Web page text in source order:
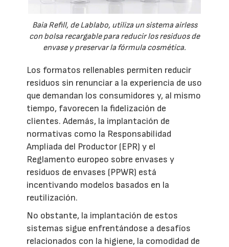
Baia Refill, de Lablabo, utiliza un sistema airless
con bolsa recargable para reducir los residuos de
envase y preservar la fórmula cosmética.
Los formatos rellenables permiten reducir
residuos sin renunciar a la experiencia de uso
que demandan los consumidores y, al mismo
tiempo, favorecen la fidelización de
clientes. Además, la implantación de
normativas como la Responsabilidad
Ampliada del Productor (EPR) y el
Reglamento europeo sobre envases y
residuos de envases (PPWR) está
incentivando modelos basados en la
reutilización.
No obstante, la implantación de estos
sistemas sigue enfrentándose a desafíos
relacionados con la higiene, la comodidad de